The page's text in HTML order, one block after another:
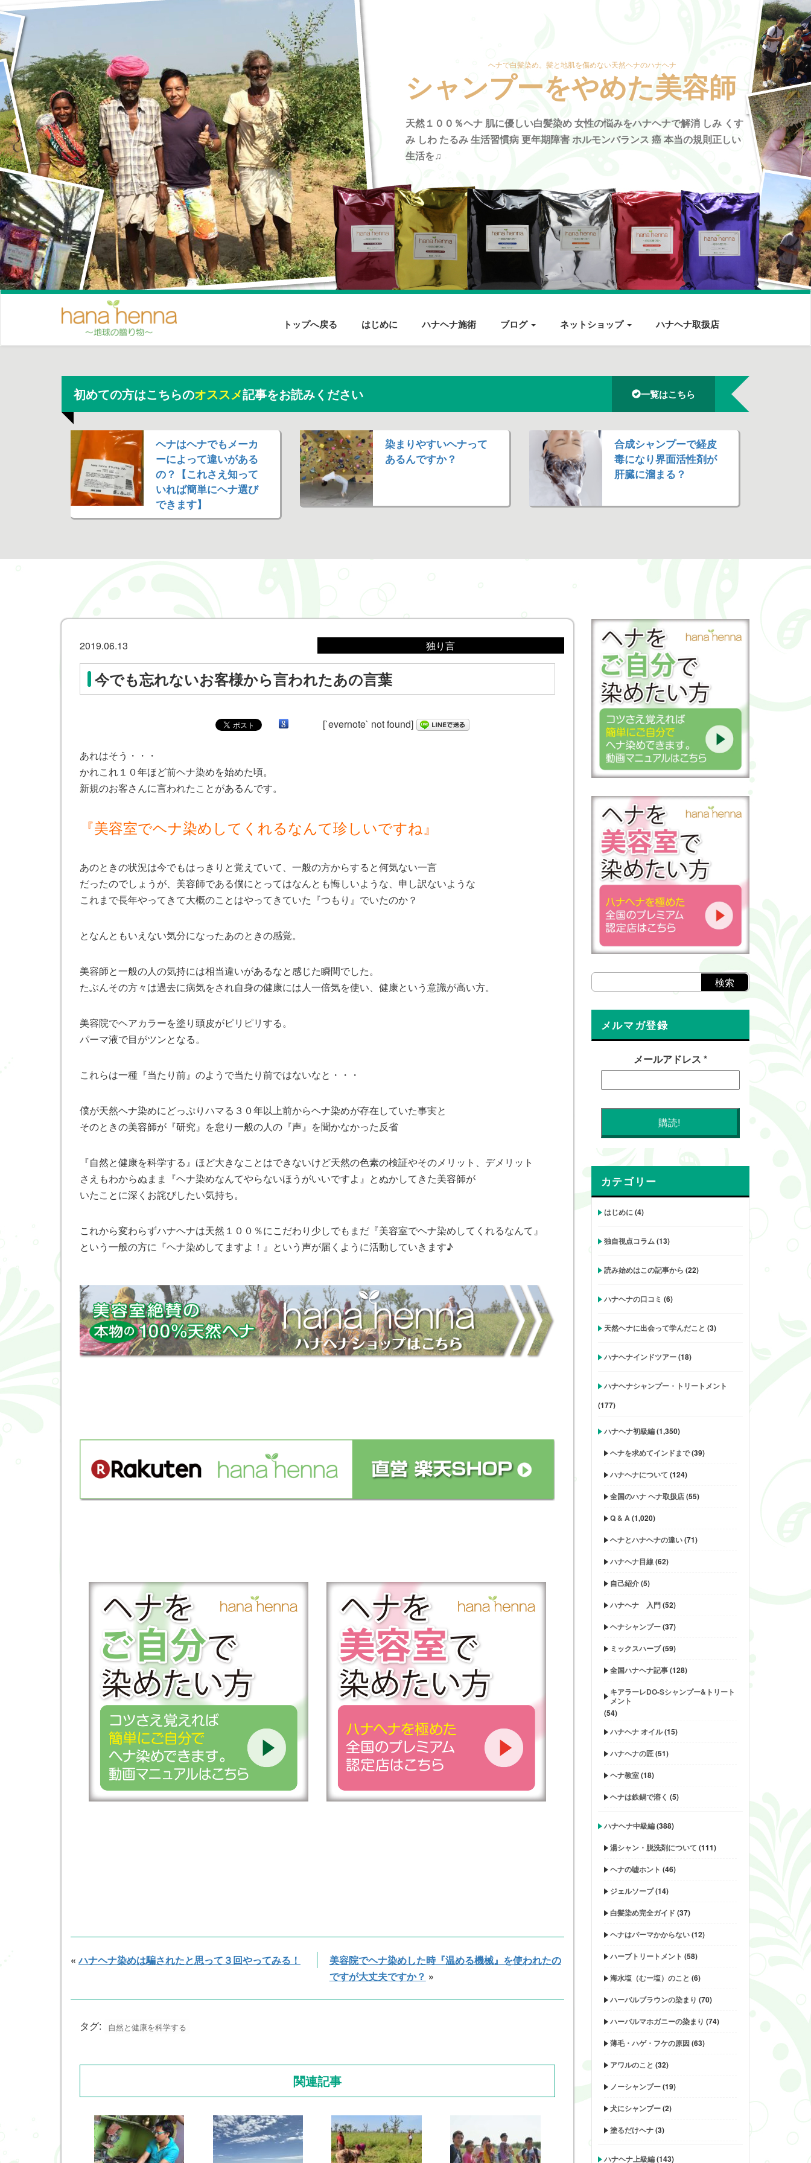
ヘナで白髪染め。髪と地肌を傷めない天然ヘナのハナヘナ
シャンプーをやめた美容師
天然１００％ヘナ 肌に優しい白髪染め 女性の悩みをハナヘナで解消 しみ くす
み しわ たるみ 生活習慣病 更年期障害 ホルモンバランス 癌 本当の規則正しい
生活を♫
トップへ戻る はじめに ハナヘナ施術 ブログ ネットショップ ハナヘナ取扱店
初めての方はこちらのオススメ記事をお読みください 一覧はこちら
ヘナはヘナでもメーカ
ーによって違いがある
の？【これさえ知って
いれば簡単にヘナ選び
できます】
染まりやすいヘナって
あるんですか？
合成シャンプーで経皮
毒になり界面活性剤が
肝臓に溜まる？
2019.06.13 独り言
今でも忘れないお客様から言われたあの言葉
[`evernote` not found]
あれはそう・・・
かれこれ１０年ほど前ヘナ染めを始めた頃。
新規のお客さんに言われたことがあるんです。
『美容室でヘナ染めしてくれるなんて珍しいですね』
あのときの状況は今でもはっきりと覚えていて、一般の方からすると何気ない一言
だったのでしょうが、美容師である僕にとってはなんとも悔しいような、申し訳ないような
これまで長年やってきて大概のことはやってきていた『つもり』でいたのか？
となんともいえない気分になったあのときの感覚。
美容師と一般の人の気持には相当違いがあるなと感じた瞬間でした。
たぶんその方々は過去に病気をされ自身の健康には人一倍気を使い、健康という意識が高い方。
美容院でヘアカラーを塗り頭皮がピリピリする。
パーマ液で目がツンとなる。
これらは一種『当たり前』のようで当たり前ではないなと・・・
僕が天然ヘナ染めにどっぷりハマる３０年以上前からヘナ染めが存在していた事実と
そのときの美容師が『研究』を怠り一般の人の『声』を聞かなかった反省
『自然と健康を科学する』ほど大きなことはできないけど天然の色素の検証やそのメリット、デメリット
さえもわからぬまま『ヘナ染めなんてやらないほうがいいですよ』とぬかしてきた美容師が
いたことに深くお詫びしたい気持ち。
これから変わらずハナヘナは天然１００％にこだわり少しでもまだ『美容室でヘナ染めしてくれるなんて』
という一般の方に『ヘナ染めしてますよ！』という声が届くように活動していきます♪
«ハナヘナ染めは騙されたと思って３回やってみる！
美容院でヘナ染めした時『温める機械』を使われたの
ですが大丈夫ですか？ »
タグ: 自然と健康を科学する
関連記事
メルマガ登録
メールアドレス *
カテゴリー
はじめに(4)
独自視点コラム(13)
読み始めはこの記事から (22)
ハナヘナの口コミ (6)
天然ヘナに出会って学んだこと (3)
ハナヘナインドツアー(18)
ハナヘナシャンプー・トリートメント
(177)
ハナヘナ初級編(1,350)
ヘナを求めてインドまで(39)
ハナヘナについて (124)
全国のハナ ヘナ取扱店(55)
Q & A(1,020)
ヘナとハナヘナの違い(71)
ハナヘナ目線(62)
自己紹介(5)
ハナヘナ 入門(52)
ヘナシャンプー(37)
ミックスハーブ(59)
全国ハナヘナ記事(128)
キアラーレDO-Sシャンプー&トリート
メント
(54)
ハナヘナ オイル(15)
ハナヘナの匠(51)
ヘナ教室(18)
ヘナは鉄鍋で溶く (5)
ハナヘナ中級編(388)
湯シャン・脱洗剤について (111)
ヘナの嘘ホント (46)
ジェルソープ(14)
白髪染め完全ガイド (37)
ヘナはパーマかからない(12)
ハーブトリートメント (58)
海水塩（むー塩）のこと (6)
ハーバルブラウンの染まり (70)
ハーバルマホガニーの染まり (74)
薄毛・ハゲ・フケの原因(63)
アワルのこと (32)
ノーシャンプー(19)
犬にシャンプー(2)
塗るだけヘナ(3)
ハナヘナ上級編(143)